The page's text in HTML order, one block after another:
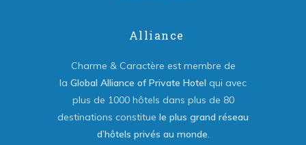
Alliance
Charme & Caractère est membre de
la Global Alliance of Private Hotel qui avec
plus de 1000 hôtels dans plus de 80
destinations constitue le plus grand réseau
d’hôtels privés au monde.